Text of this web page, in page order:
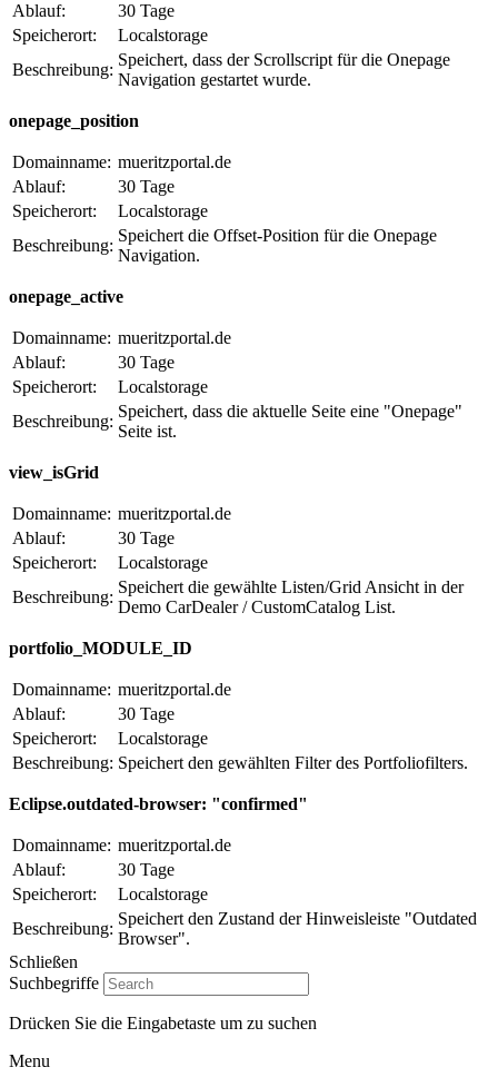
Ablauf:
30 Tage
Speicherort:
Localstorage
Beschreibung:
Speichert, dass der Scrollscript für die Onepage
Navigation gestartet wurde.
onepage_position
Domainname: mueritzportal.de
Ablauf:
30 Tage
Speicherort:
Localstorage
Beschreibung:
Speichert die Offset-Position für die Onepage
Navigation.
onepage_active
Domainname: mueritzportal.de
Ablauf:
30 Tage
Speicherort:
Localstorage
Beschreibung:
Speichert, dass die aktuelle Seite eine "Onepage"
Seite ist.
view_isGrid
Domainname: mueritzportal.de
Ablauf:
30 Tage
Speicherort:
Localstorage
Beschreibung:
Speichert die gewählte Listen/Grid Ansicht in der
Demo CarDealer / CustomCatalog List.
portfolio_MODULE_ID
Domainname: mueritzportal.de
Ablauf:
30 Tage
Speicherort:
Localstorage
Beschreibung: Speichert den gewählten Filter des Portfoliofilters.
Eclipse.outdated-browser: "confirmed"
Domainname: mueritzportal.de
Ablauf:
30 Tage
Speicherort:
Localstorage
Beschreibung:
Speichert den Zustand der Hinweisleiste "Outdated
Browser".
Schließen
Suchbegriffe
Drücken Sie die Eingabetaste um zu suchen
Menu